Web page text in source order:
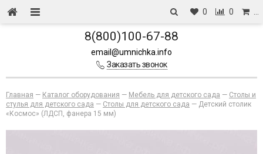
0 0
8(800)100-67-88
email@umnichka.info
Заказать звонок
Главная — Каталог оборудования — Мебель для детского сада — Столы и
стулья для детского сада — Столы для детского сада — Детский столик
«Космос» (ЛДСП, фанера 15 мм)